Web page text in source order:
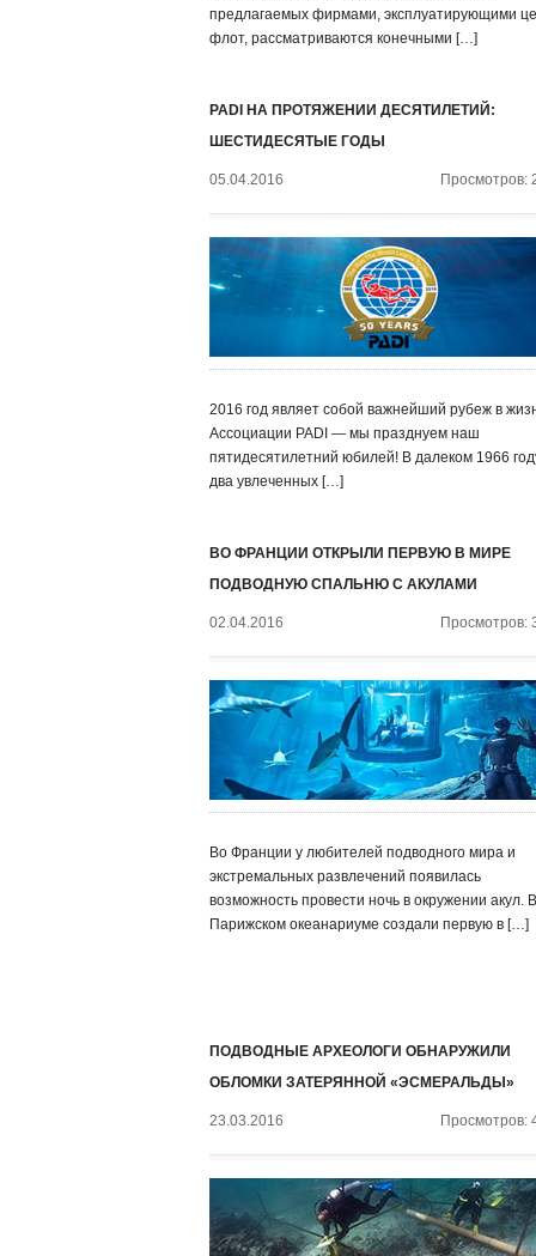
предлагаемых фирмами, эксплуатирующими
флот, рассматриваются конечными […]
PADI НА ПРОТЯЖЕНИИ ДЕСЯТИЛЕТИЙ:
ШЕСТИДЕСЯТЫЕ ГОДЫ
05.04.2016 Просмотров:
2016 год являет собой важнейший рубеж в
Ассоциации PADI — мы празднуем наш
пятидесятилетний юбилей! В далеком 1966
два увлеченных […]
ВО ФРАНЦИИ ОТКРЫЛИ ПЕРВУЮ В МИРЕ
ПОДВОДНУЮ СПАЛЬНЮ С АКУЛАМИ
02.04.2016 Просмотров:
Во Франции у любителей подводного мира и
экстремальных развлечений появилась
возможность провести ночь в окружении акул. В
Парижском океанариуме создали первую в […]
ПОДВОДНЫЕ АРХЕОЛОГИ ОБНАРУЖИЛИ
ОБЛОМКИ ЗАТЕРЯННОЙ «ЭСМЕРАЛЬДЫ»
23.03.2016 Просмотров: